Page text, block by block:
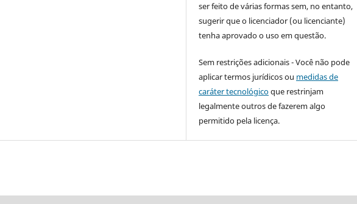
ser feito de várias formas sem, no entanto,
sugerir que o licenciador (ou licenciante)
tenha aprovado o uso em questão.
Sem restrições adicionais - Você não pode
aplicar termos jurídicos ou medidas de
caráter tecnológicoque restrinjam
legalmente outros de fazerem algo
permitido pela licença.